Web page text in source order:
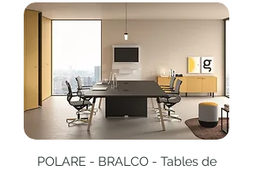
POLARE - BRALCO - Tables de